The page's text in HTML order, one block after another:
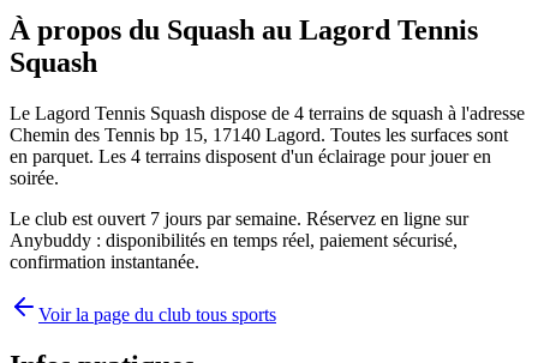
À propos du Squash au Lagord Tennis
Squash
Le Lagord Tennis Squash dispose de 4 terrains de squash à l'adresse
Chemin des Tennis bp 15, 17140 Lagord. Toutes les surfaces sont
en parquet. Les 4 terrains disposent d'un éclairage pour jouer en
soirée.
Le club est ouvert 7 jours par semaine. Réservez en ligne sur
Anybuddy : disponibilités en temps réel, paiement sécurisé,
confirmation instantanée.
Voir la page du club tous sports